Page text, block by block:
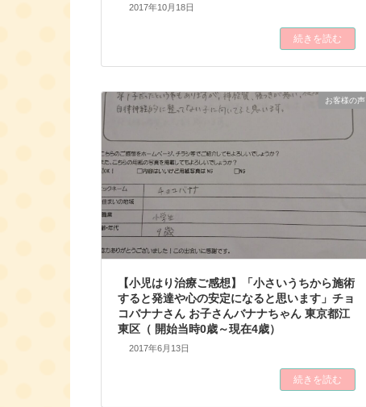
2017年10月18日
続きを読む
お客様の声
【小児はり治療ご感想】「小さいうちから施術
すると発達や心の安定になると思います」チョ
コバナナさん お子さんバナナちゃん 東京都江
東区（ 開始当時0歳～現在4歳）
2017年6月13日
続きを読む